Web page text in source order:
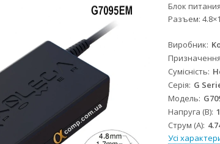
Блок
Разъем:
Виробник
Призначення
Сумісність
Серія G
Модель
Напруга (В)
Струм (А)
Усі